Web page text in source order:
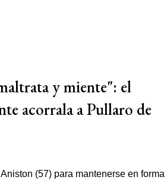
y miente": el
acorrala a Pullaro de